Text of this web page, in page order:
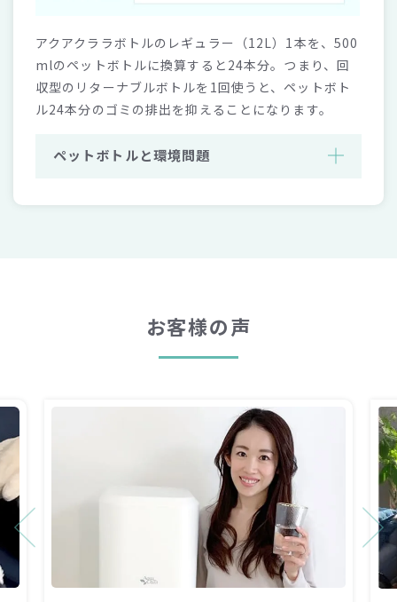
アクアクララボトルのレギュラー（12L）1本を、500
mlのペットボトルに換算すると24本分。つまり、回
収型のリターナブルボトルを1回使うと、ペットボト
ル24本分のゴミの排出を抑えることになります。
ペットボトルと環境問題
お客様の声